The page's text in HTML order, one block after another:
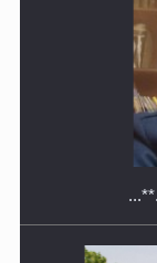
مدينة